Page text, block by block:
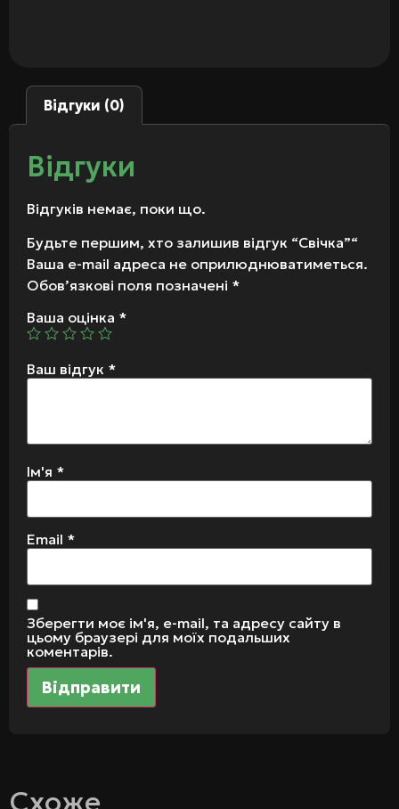
Відгуки (0)
Відгуки
Відгуків немає, поки що.
Будьте першим, хто залишив відгук “Свічка”“
Ваша e-mail адреса не оприлюднюватиметься.
Обов’язкові поля позначені *
Ваша оцінка *
Ваш відгук *
Ім'я *
Email *
Зберегти моє ім'я, e-mail, та адресу сайту в
цьому браузері для моїх подальших
коментарів.
Схоже